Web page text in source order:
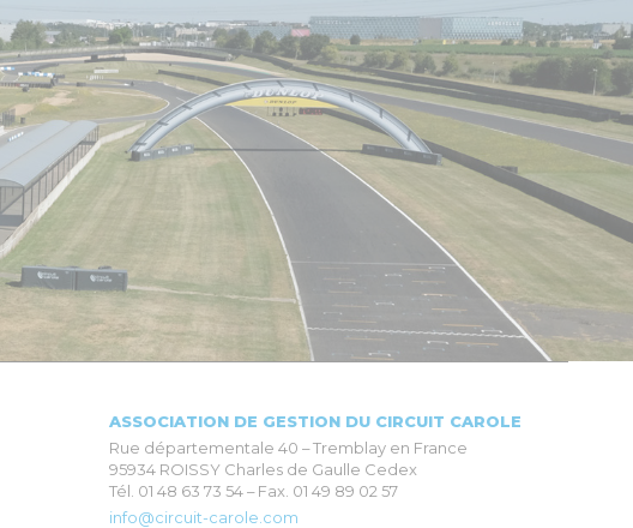
ASSOCIATION DE GESTION DU CIRCUIT CAROLE
Rue départementale 40 – Tremblay en France
95934 ROISSY Charles de Gaulle Cedex
Tél. 01 48 63 73 54 – Fax. 01 49 89 02 57
info@circuit-carole.com